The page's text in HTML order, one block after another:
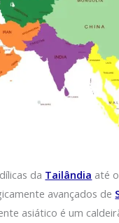
da Tailândia até
avançados de
asiático é um